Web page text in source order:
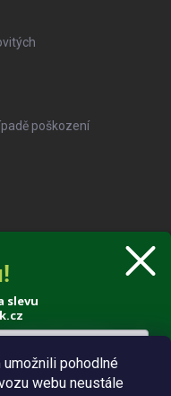
umožnili pohodlné
webu neustále
poškození
slevu